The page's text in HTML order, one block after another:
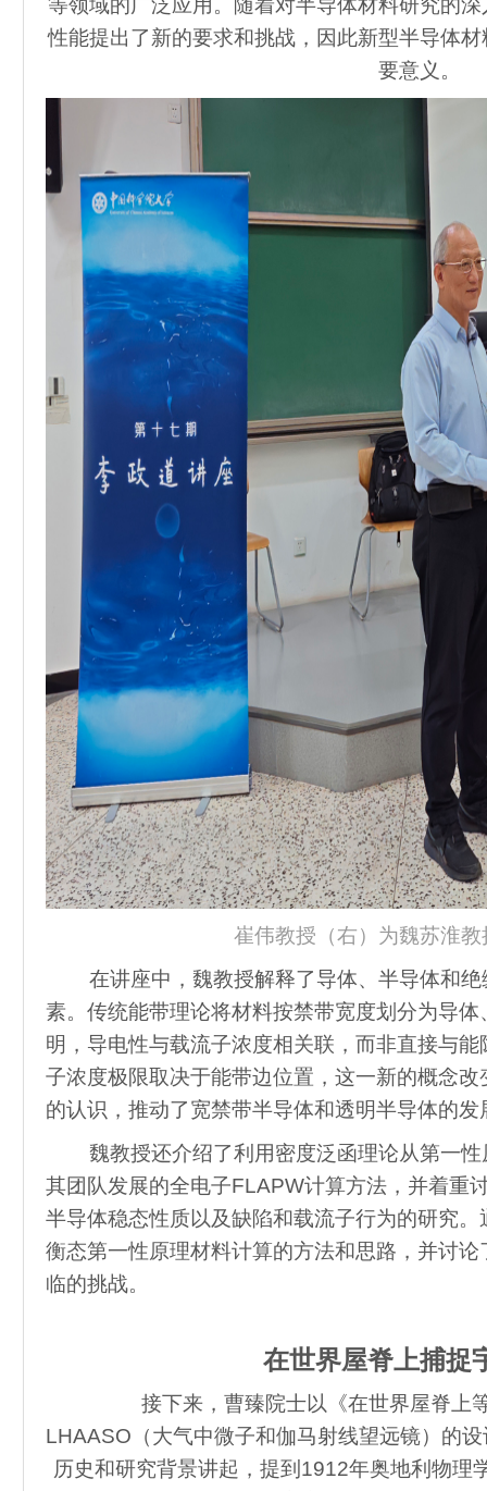
等领域的广泛应用。随着对半导体材料研究的
性能提出了新的要求和挑战，因此新型半导体
要意义。
崔伟教授（右）为魏苏淮
在讲座中，魏教授解释了导体、半导体和
素。传统能带理论将材料按禁带宽度划分为导
明，导电性与载流子浓度相关联，而非直接与
子浓度极限取决于能带边位置，这一新的概念
的认识，推动了宽禁带半导体和透明半导体的发
魏教授还介绍了利用密度泛函理论从第一
其团队发展的全电子FLAPW计算方法，并着重
半导体稳态性质以及缺陷和载流子行为的研究
衡态第一性原理材料计算的方法和思路，并讨
临的挑战。
在世界屋脊上捕捉
接下来，曹臻院士以《在世界屋脊上
LHAASO（大气中微子和伽马射线望远镜）的
历史和研究背景讲起，提到1912年奥地利物理